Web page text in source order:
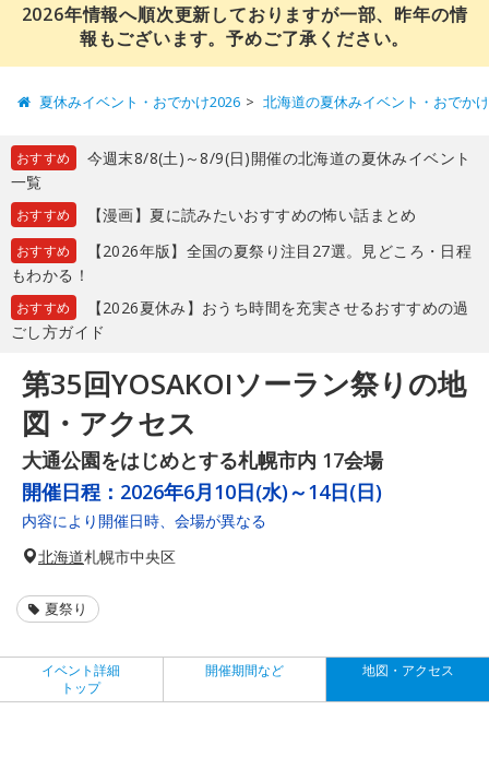
2026年情報へ順次更新しておりますが一部、昨年の情
報もございます。予めご了承ください。
夏休みイベント・おでかけ2026 北海道の夏休みイベント・おでか
おすすめ
今週末8/8(土)～8/9(日)開催の北海道の夏休みイベント
一覧
おすすめ 【漫画】夏に読みたいおすすめの怖い話まとめ
おすすめ
【2026年版】全国の夏祭り注目27選。見どころ・日程
もわかる！
おすすめ
【2026夏休み】おうち時間を充実させるおすすめの過
ごし方ガイド
第35回YOSAKOIソーラン祭りの地
図・アクセス
大通公園をはじめとする札幌市内 17会場
開催日程： 2026年6月10日(水)～14日(日)
内容により開催日時、会場が異なる
北海道札幌市中央区
夏祭り
イベント詳細
トップ
開催期間など 地図・アクセス